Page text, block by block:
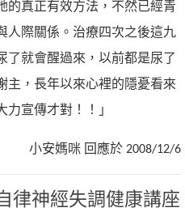
的真正有效方法，不然已經青
人際關係。治療四次之後這九
了就會醒過來，以前都是尿了
主，長年以來心裡的隱憂看來
宣傳才對！！」
小安媽咪 回應於 2008/12/6
律神經失調健康講座